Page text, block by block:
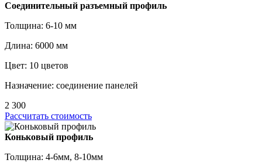
Соединительный разъемный профиль
Толщина: 6-10 мм
Длина: 6000 мм
Цвет: 10 цветов
Назначение: соединение панелей
2 300
Рассчитать стоимость
Коньковый профиль
Толщина: 4-6мм, 8-10мм